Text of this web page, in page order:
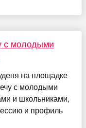
с молодыми
на площадке
с молодыми
и школьниками,
и профиль